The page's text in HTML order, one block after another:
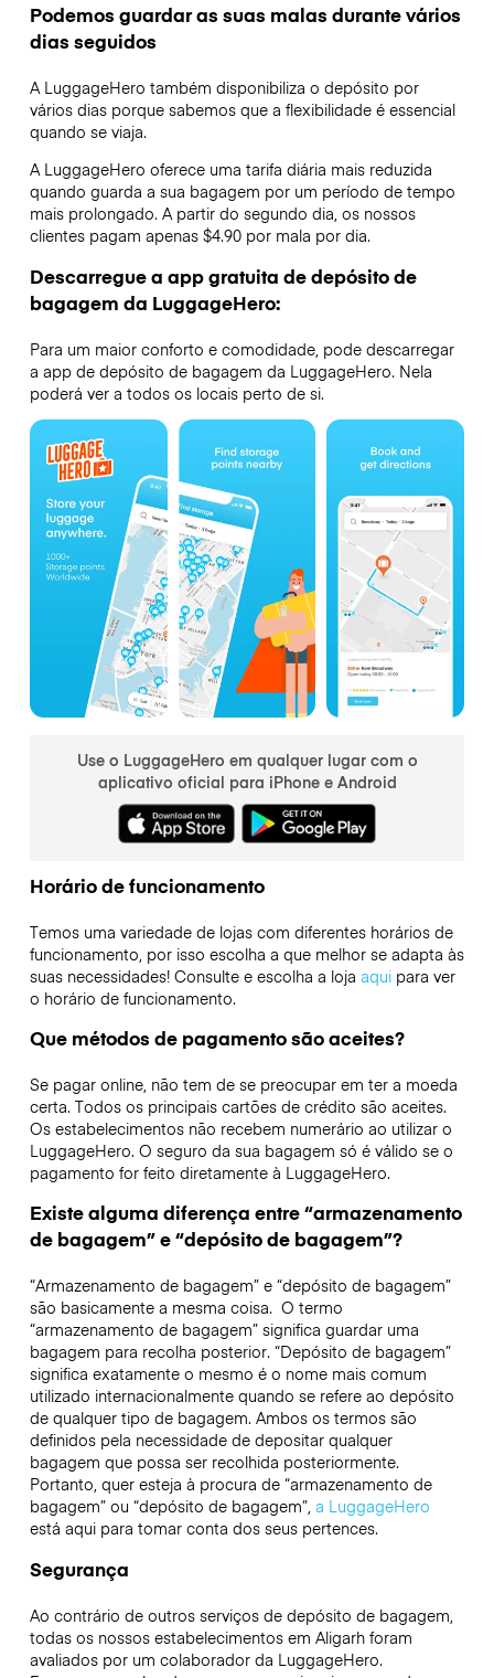
Podemos guardar as suas malas durante vários
dias seguidos
A LuggageHero também disponibiliza o depósito por
vários dias porque sabemos que a flexibilidade é essencial
quando se viaja.
A LuggageHero oferece uma tarifa diária mais reduzida
quando guarda a sua bagagem por um período de tempo
mais prolongado. A partir do segundo dia, os nossos
clientes pagam apenas $4.90 por mala por dia.
Descarregue a app gratuita de depósito de
bagagem da LuggageHero:
Para um maior conforto e comodidade, pode descarregar
a app de depósito de bagagem da LuggageHero. Nela
poderá ver a todos os locais perto de si.
Use o LuggageHero em qualquer lugar com o
aplicativo oficial para iPhone e Android
Horário de funcionamento
Temos uma variedade de lojas com diferentes horários de
funcionamento, por isso escolha a que melhor se adapta às
suas necessidades! Consulte e escolha a loja aquipara ver
o horário de funcionamento.
Que métodos de pagamento são aceites?
Se pagar online, não tem de se preocupar em ter a moeda
certa. Todos os principais cartões de crédito são aceites.
Os estabelecimentos não recebem numerário ao utilizar o
LuggageHero. O seguro da sua bagagem só é válido se o
pagamento for feito diretamente à LuggageHero.
Existe alguma diferença entre “armazenamento
de bagagem” e “depósito de bagagem”?
“Armazenamento de bagagem” e “depósito de bagagem”
são basicamente a mesma coisa. O termo
“armazenamento de bagagem” significa guardar uma
bagagem para recolha posterior. “Depósito de bagagem”
significa exatamente o mesmo é o nome mais comum
utilizado internacionalmente quando se refere ao depósito
de qualquer tipo de bagagem. Ambos os termos são
definidos pela necessidade de depositar qualquer
bagagem que possa ser recolhida posteriormente.
Portanto, quer esteja à procura de “armazenamento de
bagagem” ou “depósito de bagagem”,a LuggageHero
está aqui para tomar conta dos seus pertences.
Segurança
Ao contrário de outros serviços de depósito de bagagem,
todas os nossos estabelecimentos em Aligarhforam
avaliados por um colaborador da LuggageHero.